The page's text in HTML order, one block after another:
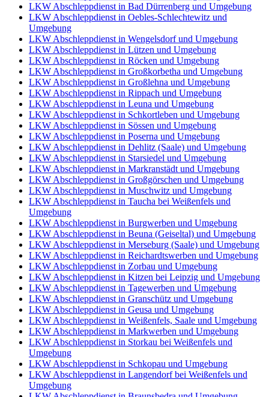
LKW Abschleppdienst in Bad Dürrenberg und Umgebung
LKW Abschleppdienst in Oebles-Schlechtewitz und
Umgebung
LKW Abschleppdienst in Wengelsdorf und Umgebung
LKW Abschleppdienst in Lützen und Umgebung
LKW Abschleppdienst in Röcken und Umgebung
LKW Abschleppdienst in Großkorbetha und Umgebung
LKW Abschleppdienst in Großlehna und Umgebung
LKW Abschleppdienst in Rippach und Umgebung
LKW Abschleppdienst in Leuna und Umgebung
LKW Abschleppdienst in Schkortleben und Umgebung
LKW Abschleppdienst in Sössen und Umgebung
LKW Abschleppdienst in Poserna und Umgebung
LKW Abschleppdienst in Dehlitz (Saale) und Umgebung
LKW Abschleppdienst in Starsiedel und Umgebung
LKW Abschleppdienst in Markranstädt und Umgebung
LKW Abschleppdienst in Großgörschen und Umgebung
LKW Abschleppdienst in Muschwitz und Umgebung
LKW Abschleppdienst in Taucha bei Weißenfels und
Umgebung
LKW Abschleppdienst in Burgwerben und Umgebung
LKW Abschleppdienst in Beuna (Geiseltal) und Umgebung
LKW Abschleppdienst in Merseburg (Saale) und Umgebung
LKW Abschleppdienst in Reichardtswerben und Umgebung
LKW Abschleppdienst in Zorbau und Umgebung
LKW Abschleppdienst in Kitzen bei Leipzig und Umgebung
LKW Abschleppdienst in Tagewerben und Umgebung
LKW Abschleppdienst in Granschütz und Umgebung
LKW Abschleppdienst in Geusa und Umgebung
LKW Abschleppdienst in Weißenfels, Saale und Umgebung
LKW Abschleppdienst in Markwerben und Umgebung
LKW Abschleppdienst in Storkau bei Weißenfels und
Umgebung
LKW Abschleppdienst in Schkopau und Umgebung
LKW Abschleppdienst in Langendorf bei Weißenfels und
Umgebung